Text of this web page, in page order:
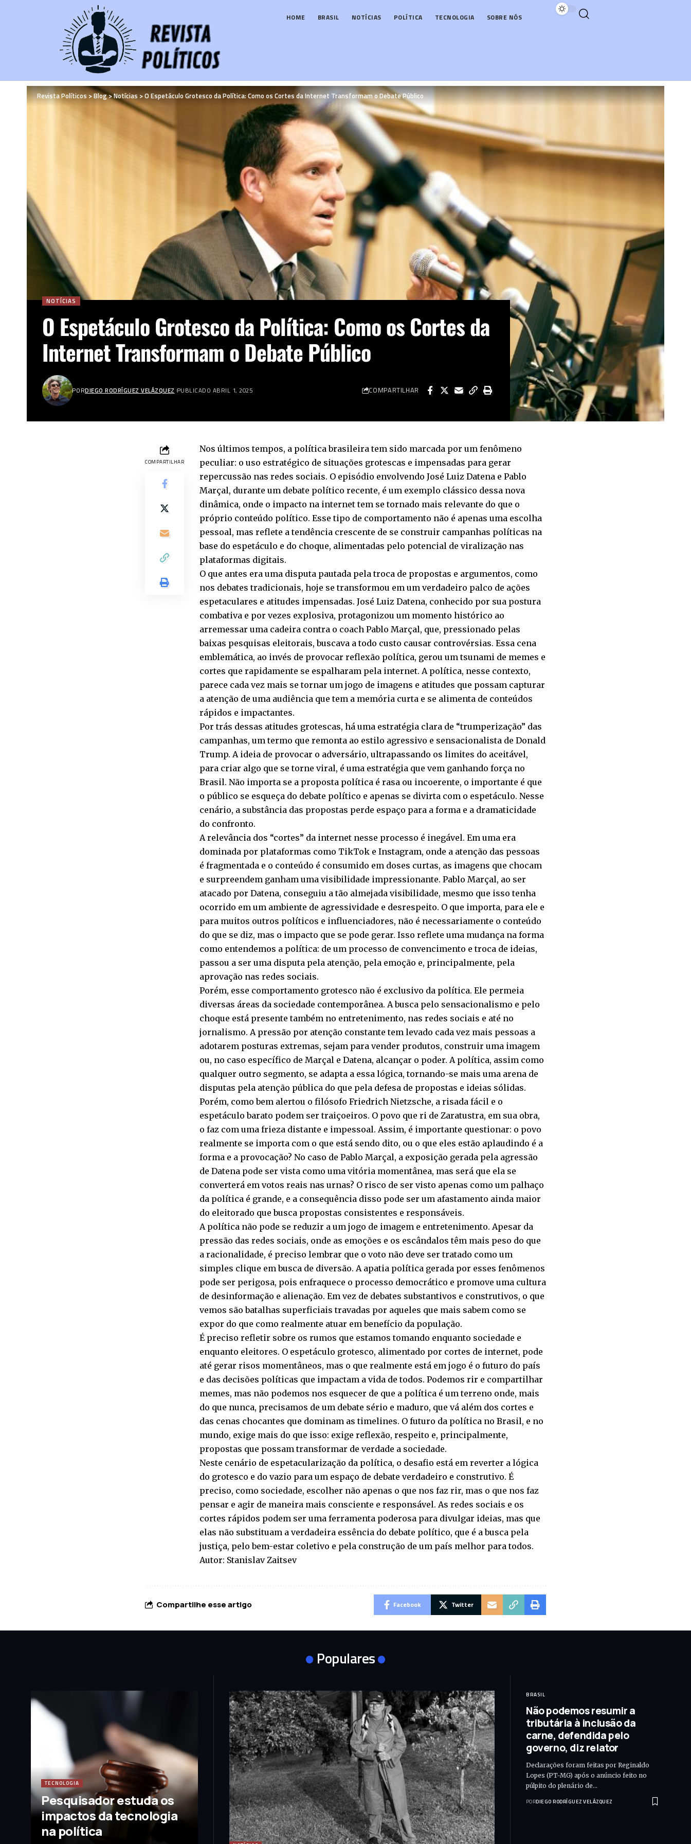
HOME BRASIL NOTÍCIAS POLÍTICA TECNOLOGIA SOBRE NÓS
Revista Políticos>Blog>Notícias>O Espetáculo Grotesco da Política: Como os Cortes da Internet Transformam o Debate Público
NOTÍCIAS
O Espetáculo Grotesco da Política: Como os Cortes da
Internet Transformam o Debate Público
PORDIEGO RODRÍGUEZ VELÁZQUEZ PUBLICADO ABRIL 1, 2025 COMPARTILHAR
COMPARTILHAR
Nos últimos tempos, a política brasileira tem sido marcada por um fenômeno
peculiar: o uso estratégico de situações grotescas e impensadas para gerar
repercussão nas redes sociais. O episódio envolvendo José Luiz Datena e Pablo
Marçal, durante um debate político recente, é um exemplo clássico dessa nova
dinâmica, onde o impacto na internet tem se tornado mais relevante do que o
próprio conteúdo político. Esse tipo de comportamento não é apenas uma escolha
pessoal, mas reflete a tendência crescente de se construir campanhas políticas na
base do espetáculo e do choque, alimentadas pelo potencial de viralização nas
plataformas digitais.
O que antes era uma disputa pautada pela troca de propostas e argumentos, como
nos debates tradicionais, hoje se transformou em um verdadeiro palco de ações
espetaculares e atitudes impensadas. José Luiz Datena, conhecido por sua postura
combativa e por vezes explosiva, protagonizou um momento histórico ao
arremessar uma cadeira contra o coach Pablo Marçal, que, pressionado pelas
baixas pesquisas eleitorais, buscava a todo custo causar controvérsias. Essa cena
emblemática, ao invés de provocar reflexão política, gerou um tsunami de memes e
cortes que rapidamente se espalharam pela internet. A política, nesse contexto,
parece cada vez mais se tornar um jogo de imagens e atitudes que possam capturar
a atenção de uma audiência que tem a memória curta e se alimenta de conteúdos
rápidos e impactantes.
Por trás dessas atitudes grotescas, há uma estratégia clara de “trumperização” das
campanhas, um termo que remonta ao estilo agressivo e sensacionalista de Donald
Trump. A ideia de provocar o adversário, ultrapassando os limites do aceitável,
para criar algo que se torne viral, é uma estratégia que vem ganhando força no
Brasil. Não importa se a proposta política é rasa ou incoerente, o importante é que
o público se esqueça do debate político e apenas se divirta com o espetáculo. Nesse
cenário, a substância das propostas perde espaço para a forma e a dramaticidade
do confronto.
A relevância dos “cortes” da internet nesse processo é inegável. Em uma era
dominada por plataformas como TikTok e Instagram, onde a atenção das pessoas
é fragmentada e o conteúdo é consumido em doses curtas, as imagens que chocam
e surpreendem ganham uma visibilidade impressionante. Pablo Marçal, ao ser
atacado por Datena, conseguiu a tão almejada visibilidade, mesmo que isso tenha
ocorrido em um ambiente de agressividade e desrespeito. O que importa, para ele e
para muitos outros políticos e influenciadores, não é necessariamente o conteúdo
do que se diz, mas o impacto que se pode gerar. Isso reflete uma mudança na forma
como entendemos a política: de um processo de convencimento e troca de ideias,
passou a ser uma disputa pela atenção, pela emoção e, principalmente, pela
aprovação nas redes sociais.
Porém, esse comportamento grotesco não é exclusivo da política. Ele permeia
diversas áreas da sociedade contemporânea. A busca pelo sensacionalismo e pelo
choque está presente também no entretenimento, nas redes sociais e até no
jornalismo. A pressão por atenção constante tem levado cada vez mais pessoas a
adotarem posturas extremas, sejam para vender produtos, construir uma imagem
ou, no caso específico de Marçal e Datena, alcançar o poder. A política, assim como
qualquer outro segmento, se adapta a essa lógica, tornando-se mais uma arena de
disputas pela atenção pública do que pela defesa de propostas e ideias sólidas.
Porém, como bem alertou o filósofo Friedrich Nietzsche, a risada fácil e o
espetáculo barato podem ser traiçoeiros. O povo que ri de Zaratustra, em sua obra,
o faz com uma frieza distante e impessoal. Assim, é importante questionar: o povo
realmente se importa com o que está sendo dito, ou o que eles estão aplaudindo é a
forma e a provocação? No caso de Pablo Marçal, a exposição gerada pela agressão
de Datena pode ser vista como uma vitória momentânea, mas será que ela se
converterá em votos reais nas urnas? O risco de ser visto apenas como um palhaço
da política é grande, e a consequência disso pode ser um afastamento ainda maior
do eleitorado que busca propostas consistentes e responsáveis.
A política não pode se reduzir a um jogo de imagem e entretenimento. Apesar da
pressão das redes sociais, onde as emoções e os escândalos têm mais peso do que
a racionalidade, é preciso lembrar que o voto não deve ser tratado como um
simples clique em busca de diversão. A apatia política gerada por esses fenômenos
pode ser perigosa, pois enfraquece o processo democrático e promove uma cultura
de desinformação e alienação. Em vez de debates substantivos e construtivos, o que
vemos são batalhas superficiais travadas por aqueles que mais sabem como se
expor do que como realmente atuar em benefício da população.
É preciso refletir sobre os rumos que estamos tomando enquanto sociedade e
enquanto eleitores. O espetáculo grotesco, alimentado por cortes de internet, pode
até gerar risos momentâneos, mas o que realmente está em jogo é o futuro do país
e das decisões políticas que impactam a vida de todos. Podemos rir e compartilhar
memes, mas não podemos nos esquecer de que a política é um terreno onde, mais
do que nunca, precisamos de um debate sério e maduro, que vá além dos cortes e
das cenas chocantes que dominam as timelines. O futuro da política no Brasil, e no
mundo, exige mais do que isso: exige reflexão, respeito e, principalmente,
propostas que possam transformar de verdade a sociedade.
Neste cenário de espetacularização da política, o desafio está em reverter a lógica
do grotesco e do vazio para um espaço de debate verdadeiro e construtivo. É
preciso, como sociedade, escolher não apenas o que nos faz rir, mas o que nos faz
pensar e agir de maneira mais consciente e responsável. As redes sociais e os
cortes rápidos podem ser uma ferramenta poderosa para divulgar ideias, mas que
elas não substituam a verdadeira essência do debate político, que é a busca pela
justiça, pelo bem-estar coletivo e pela construção de um país melhor para todos.
Autor: Stanislav Zaitsev
Compartilhe esse artigo Facebook Twitter
Populares
TECNOLOGIA
Pesquisador estuda os
impactos da tecnologia
na política
BRASIL
Não podemos resumir a
tributária à inclusão da
carne, defendida pelo
governo, diz relator
Declarações foram feitas por Reginaldo
Lopes (PT-MG) após o anúncio feito no
púlpito do plenário de…
PORDIEGO RODRÍGUEZ VELÁZQUEZ